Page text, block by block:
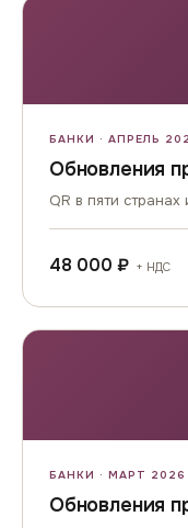
БАНКИ · АПРЕЛЬ
Обновления
QR в пяти
48 000 ₽ + НДС
БАНКИ · МАРТ 2026
Обновления